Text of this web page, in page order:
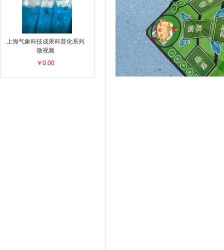
上海气象科技成果科普化系列
微视频
￥0.00